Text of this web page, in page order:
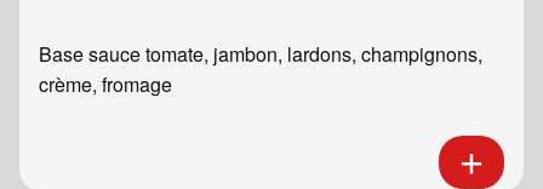
Base sauce tomate, jambon, lardons, champignons,
crème, fromage